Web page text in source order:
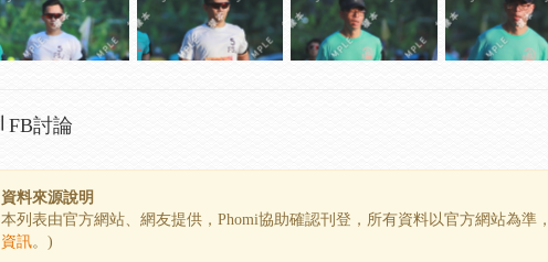
FB討論
資料來源說明
本列表由官方網站、網友提供，Phomi協助確認刊登，所有資料以官方網站為準
資訊。)